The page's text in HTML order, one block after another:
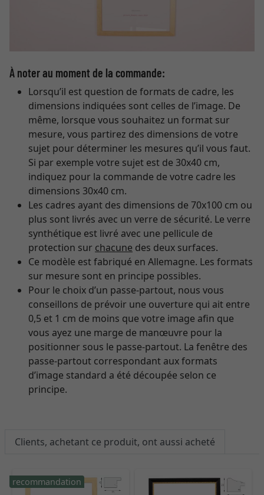
À noter au moment de la commande:
Lorsqu’il est question de formats de cadre, les
dimensions indiquées sont celles de l’image. De
même, lorsque vous souhaitez un format sur
mesure, vous partirez des dimensions de votre
sujet pour déterminer les mesures qu’il vous faut.
Si par exemple votre sujet est de 30x40 cm,
indiquez pour la commande de votre cadre les
dimensions 30x40 cm.
Les cadres ayant des dimensions de 70x100 cm ou
plus sont livrés avec un verre de sécurité. Le verre
synthétique est livré avec une pellicule de
protection sur chacune des deux surfaces.
Ce modèle est fabriqué en Allemagne. Les formats
sur mesure sont en principe possibles.
Pour le choix d’un passe-partout, nous vous
conseillons de prévoir une ouverture qui ait entre
0,5 et 1 cm de moins que votre image afin que
vous ayez une marge de manœuvre pour la
positionner sous le passe-partout. La fenêtre des
passe-partout correspondant aux formats
d’image standard a été découpée selon ce
principe.
Clients, achetant ce produit, ont aussi acheté
recommandation